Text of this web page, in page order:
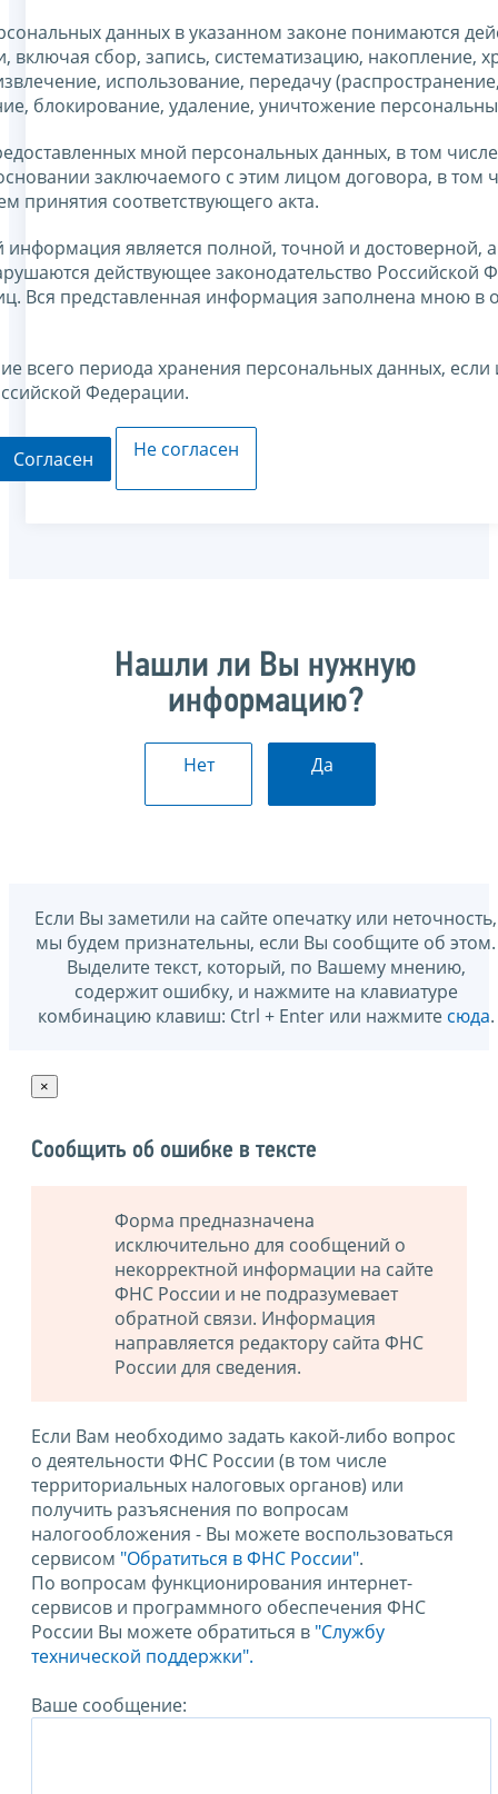
данных в указанном законе понимаются
сбор, запись, систематизацию, накопление,
использование, передачу
блокирование, удаление, уничтожение
мной персональных данных, в том
заключаемого с этим лицом договора, в том
принятия соответствующего акта.
является полной, точной и достоверной,
действующее законодательство Российской
Вся представленная информация заполнена мною в
всего периода хранения персональных данных,
Федерации.
Согласен Не согласен
Нашли ли Вы нужную
информацию?
Нет Да
Если Вы заметили на сайте опечатку или неточность,
мы будем признательны, если Вы сообщите об этом.
Выделите текст, который, по Вашему мнению,
содержит ошибку, и нажмите на клавиатуре
комбинацию клавиш: Ctrl + Enter или нажмите сюда.
×
Сообщить об ошибке в тексте
Форма предназначена
исключительно для сообщений о
некорректной информации на сайте
ФНС России и не подразумевает
обратной связи. Информация
направляется редактору сайта ФНС
России для сведения.
Если Вам необходимо задать какой-либо вопрос
о деятельности ФНС России (в том числе
территориальных налоговых органов) или
получить разъяснения по вопросам
налогообложения - Вы можете воспользоваться
сервисом "Обратиться в ФНС России".
По вопросам функционирования интернет-
сервисов и программного обеспечения ФНС
России Вы можете обратиться в "Службу
технической поддержки".
Ваше сообщение: